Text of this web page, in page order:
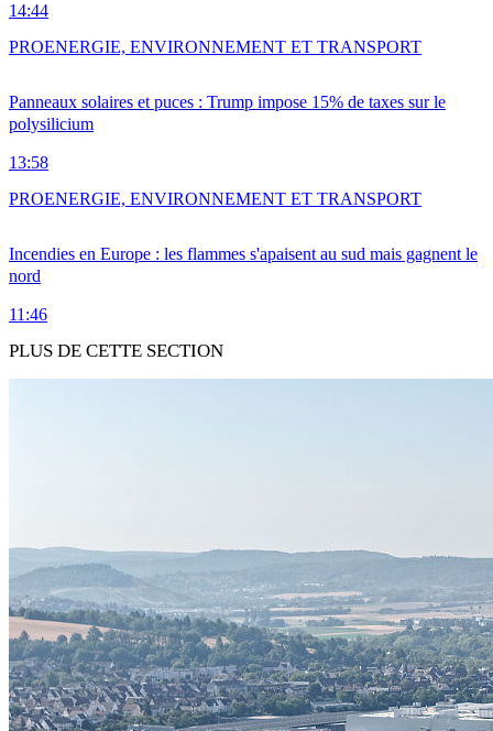
14:44
Panneaux solaires et puces : Trump impose 15% de taxes sur le
polysilicium
13:58
PROENERGIE, ENVIRONNEMENT ET TRANSPORT
Incendies en Europe : les flammes s'apaisent au sud mais gagnent le
nord
11:46
PROENERGIE, ENVIRONNEMENT ET TRANSPORT
PLUS DE CETTE SECTION